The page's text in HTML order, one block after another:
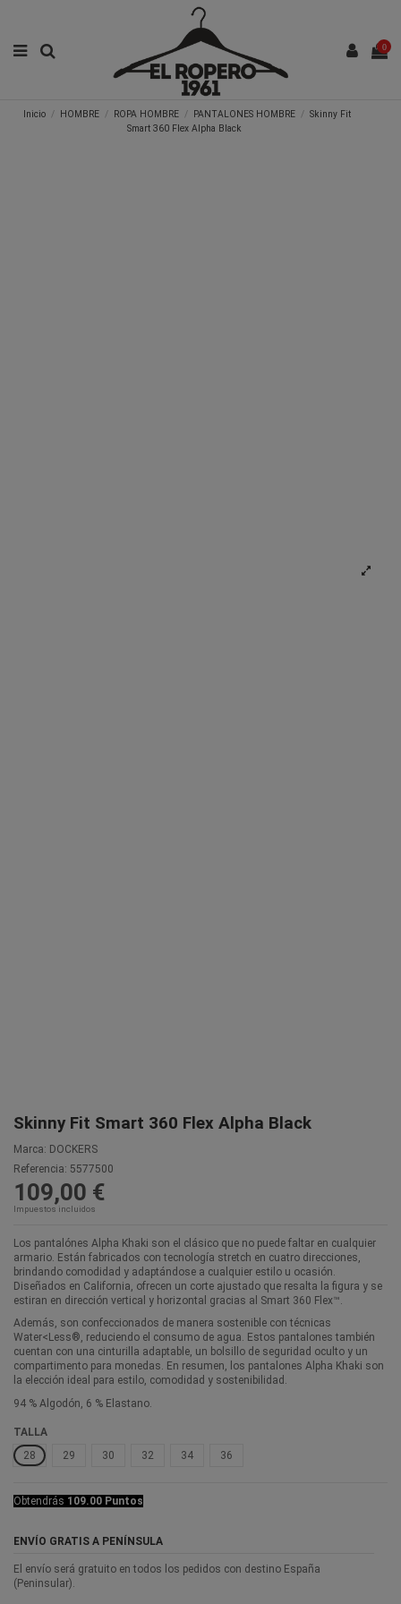
0
Inicio HOMBRE ROPA HOMBRE PANTALONES HOMBRE
Skinny Fit
Smart 360 Flex Alpha Black
Skinny Fit Smart 360 Flex Alpha Black
Marca: DOCKERS
Referencia: 5577500
109,00 €
Impuestos incluidos
Los pantalónes Alpha Khaki son el clásico que no puede faltar en cualquier
armario. Están fabricados con tecnología stretch en cuatro direcciones,
brindando comodidad y adaptándose a cualquier estilo u ocasión.
Diseñados en California, ofrecen un corte ajustado que resalta la figura y se
estiran en dirección vertical y horizontal gracias al Smart 360 Flex™.
Además, son confeccionados de manera sostenible con técnicas
Water<Less®, reduciendo el consumo de agua. Estos pantalones también
cuentan con una cinturilla adaptable, un bolsillo de seguridad oculto y un
compartimento para monedas. En resumen, los pantalones Alpha Khaki son
la elección ideal para estilo, comodidad y sostenibilidad.
94 % Algodón, 6 % Elastano.
TALLA
28
29 30 32 34 36
Obtendrás 109.00 Puntos
ENVÍO GRATIS A PENÍNSULA
El envío será gratuito en todos los pedidos con destino España
(Peninsular).